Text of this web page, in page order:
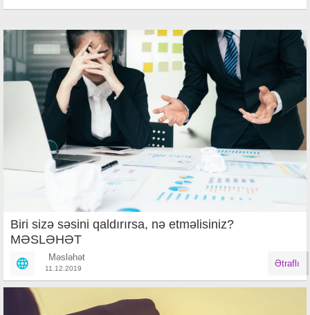
Biri sizə səsini qaldırırsa, nə etməlisiniz?
MƏSLƏHƏT
Məsləhət
11.12.2019 Ətraflı